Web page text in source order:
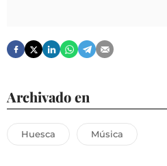
Archivado en
Huesca Música